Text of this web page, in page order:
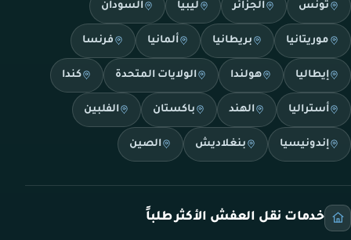
تونس الجزائر ليبيا السودان
موريتانيا بريطانيا ألمانيا فرنسا
إيطاليا هولندا الولايات المتحدة كندا
أستراليا الهند باكستان الفلبين
إندونيسيا بنغلاديش الصين
خدمات نقل العفش الأكثر طلباً